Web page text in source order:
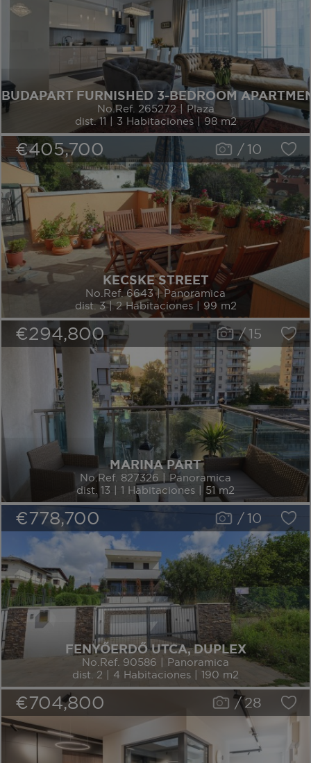
BUDAPART FURNISHED 3-BEDROOM
No.Ref. 265272 | Plaza
dist. 11 | 3 Habitaciones | 98 m2
€405,700 / 10
KECSKE STREET
No.Ref. 6643 | Panoramica
dist. 3 | 2 Habitaciones | 99 m2
€294,800 / 15
MARINA PART
No.Ref. 827326 | Panoramica
dist. 13 | 1 Habitaciones | 51 m2
€778,700 /10
FENYŐERDŐ UTCA, DUPLEX
No.Ref. 90586 | Panoramica
dist. 2 | 4 Habitaciones | 190 m2
€704,800 / 28